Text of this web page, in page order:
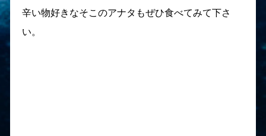
辛い物好きなそこのアナタもぜひ食べてみて下さ
い。